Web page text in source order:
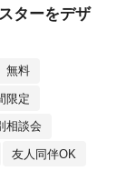
ターをデザ
無料
限定
相談会
友人同伴OK